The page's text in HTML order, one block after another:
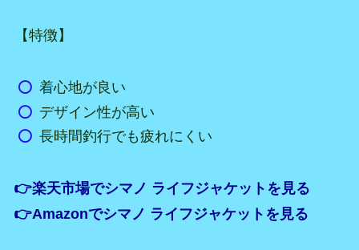
【特徴】
着心地が良い
デザイン性が高い
長時間釣行でも疲れにくい
👉楽天市場でシマノ ライフジャケットを見る
👉Amazonでシマノ ライフジャケットを見る